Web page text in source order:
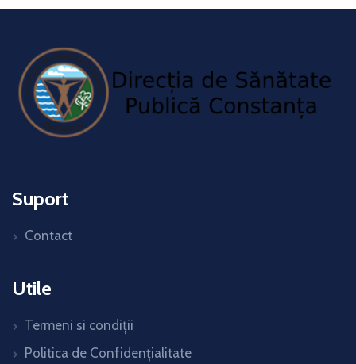
Suport
Contact
Utile
Termeni si condiții
Politica de Confidențialitate